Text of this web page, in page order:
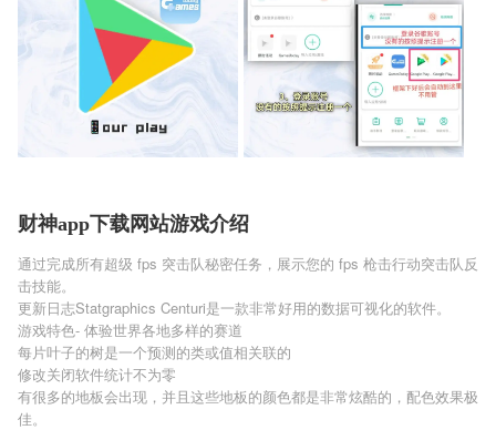
财神app下载网站游戏介绍
通过完成所有超级 fps 突击队秘密任务，展示您的 fps 枪击行动突击队反
击技能。
更新日志Statgraphics Centuri是一款非常好用的数据可视化的软件。
游戏特色- 体验世界各地多样的赛道
每片叶子的树是一个预测的类或值相关联的
修改关闭软件统计不为零
有很多的地板会出现，并且这些地板的颜色都是非常炫酷的，配色效果极
佳。